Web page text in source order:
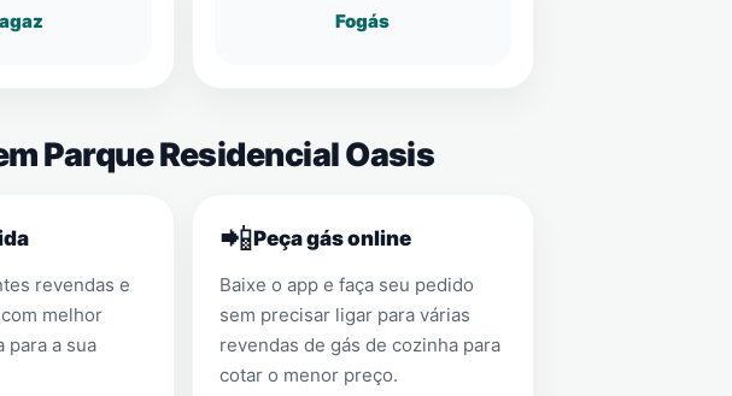
Fogás
Parque Residencial Oasis
revendas e
melhor
para a sua
📲Peça gás online
Baixe o app e faça seu pedido
sem precisar ligar para várias
revendas de gás de cozinha para
cotar o menor preço.